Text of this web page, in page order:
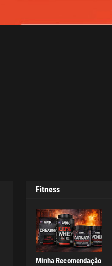
Fitness
Minha Recomendação